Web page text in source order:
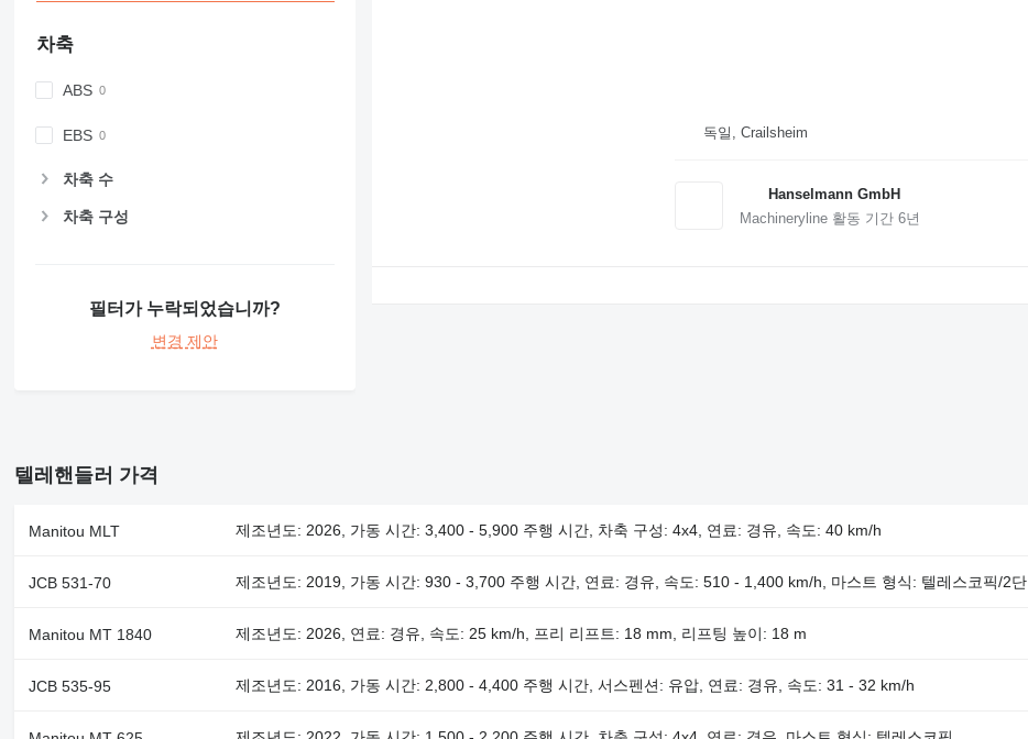
차축
ABS
EBS
차축 수
차축 구성
필터가 누락되었습니까?
변경 제안
독일, Crailsheim
Hanselmann GmbH
Machineryline 활동 기간 6년
텔레핸들러 가격
Manitou MLT 제조년도: 2026, 가동 시간: 3,400 - 5,900 주행 시간, 차축 구성: 4x4, 연료: 경유, 속도: 40 km/h
JCB 531-70 제조년도: 2019, 가동 시간: 930 - 3,700 주행 시간, 연료: 경유, 속도: 510 - 1,400 km/h, 마스트 형식: 텔레스코픽/2단
Manitou MT 1840 제조년도: 2026, 연료: 경유, 속도: 25 km/h, 프리 리프트: 18 mm, 리프팅 높이: 18 m
JCB 535-95 제조년도: 2016, 가동 시간: 2,800 - 4,400 주행 시간, 서스펜션: 유압, 연료: 경유, 속도: 31 - 32 km/h